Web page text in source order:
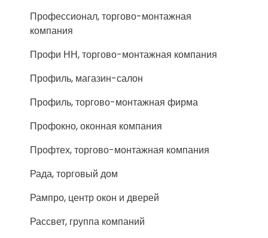
Профессионал, торгово-монтажная
компания
Профи НН, торгово-монтажная компания
Профиль, магазин-салон
Профиль, торгово-монтажная фирма
Профокно, оконная компания
Профтех, торгово-монтажная компания
Рада, торговый дом
Рампро, центр окон и дверей
Рассвет, группа компаний